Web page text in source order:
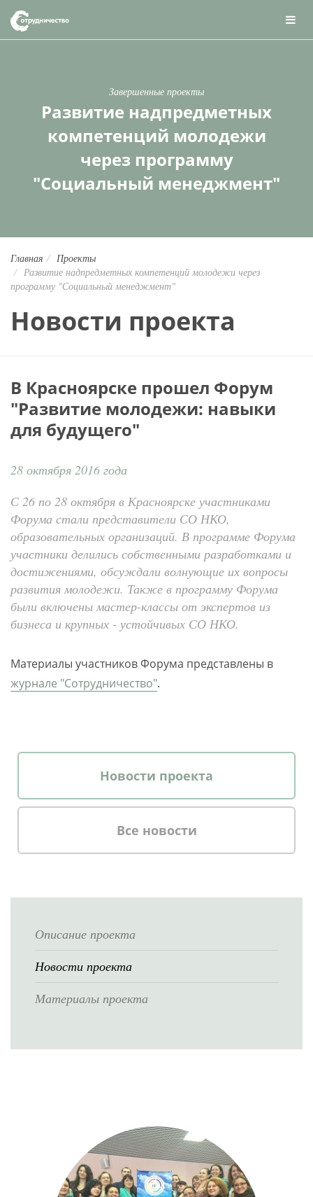
Завершенные проекты
Развитие надпредметных
компетенций молодежи
через программу
"Социальный менеджмент"
Главная
Проекты
Развитие надпредметных компетенций молодежи через
программу "Социальный менеджмент"
Новости проекта
В Красноярске прошел Форум
"Развитие молодежи: навыки
для будущего"
28 октября 2016 года
С 26 по 28 октября в Красноярске участниками
Форума стали представители СО НКО,
образовательных организаций. В программе Форума
участники делились собственными разработками и
достижениями, обсуждали волнующие их вопросы
развития молодежи. Также в программу Форума
были включены мастер-классы от экспертов из
бизнеса и крупных - устойчивых СО НКО.
Материалы участников Форума представлены в
журнале "Сотрудничество".
Новости проекта
Все новости
Описание проекта
Новости проекта
Материалы проекта